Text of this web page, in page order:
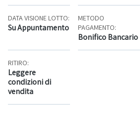
DATA VISIONE LOTTO:
Su Appuntamento
METODO
PAGAMENTO:
Bonifico Bancario
RITIRO:
Leggere
condizioni di
vendita